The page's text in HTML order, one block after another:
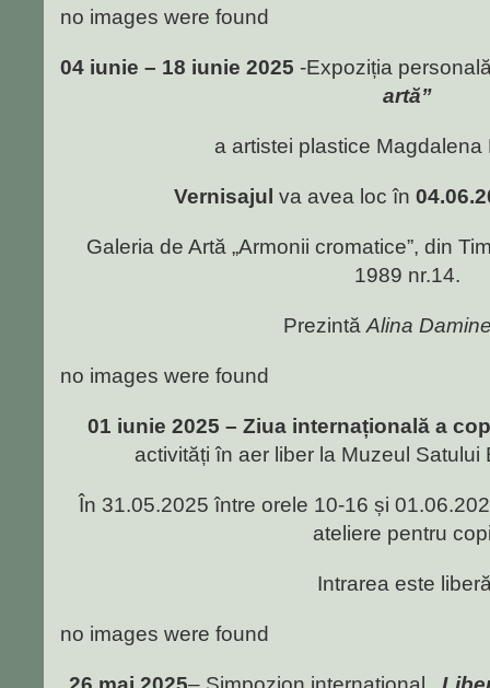
no images were found
04 iunie – 18 iunie 2025 -Expoziția
artă”
a artistei plastice Magdalena
Vernisajul va avea loc în
Galeria de Artă „Armonii cromatice”, din
1989 nr.14.
Prezintă Alina
no images were found
01 iunie 2025 – Ziua internațională a
activități în aer liber la Muzeul Satului
În 31.05.2025 între orele 10-16 și
ateliere pentru
Intrarea este
no images were found